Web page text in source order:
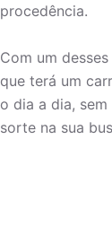
procedência.
Com um
que terá um
o dia a dia,
sorte na sua